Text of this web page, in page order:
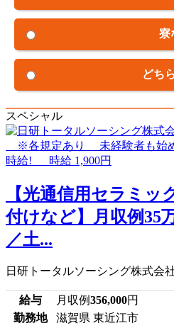
寮
どち
スペシャル
【光通信用セラミッ
付けなど】月収例35
／土...
日研トータルソーシング株式会
給与 月収例356,000円
勤務地
滋賀県 東近江市